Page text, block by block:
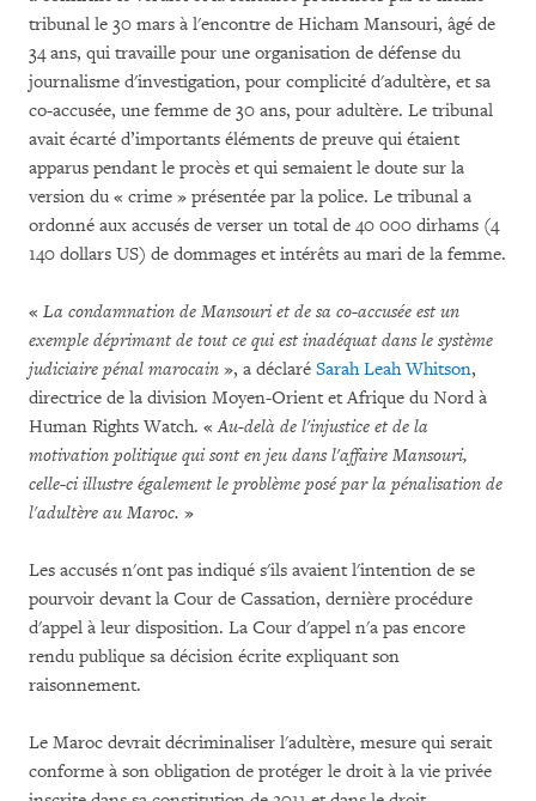
tribunal le 30 mars à l'encontre de Hicham Mansouri, âgé de
34 ans, qui travaille pour une organisation de défense du
journalisme d'investigation, pour complicité d'adultère, et sa
co-accusée, une femme de 30 ans, pour adultère. Le tribunal
avait écarté d’importants éléments de preuve qui étaient
apparus pendant le procès et qui semaient le doute sur la
version du « crime » présentée par la police. Le tribunal a
ordonné aux accusés de verser un total de 40 000 dirhams (4
140 dollars US) de dommages et intérêts au mari de la femme.
« La condamnation de Mansouri et de sa co-accusée est un
exemple déprimant de tout ce qui est inadéquat dans le système
judiciaire pénal marocain », a déclaré Sarah Leah Whitson,
directrice de la division Moyen-Orient et Afrique du Nord à
Human Rights Watch. « Au-delà de l'injustice et de la
motivation politique qui sont en jeu dans l'affaire Mansouri,
celle-ci illustre également le problème posé par la pénalisation de
l'adultère au Maroc. »
Les accusés n'ont pas indiqué s'ils avaient l'intention de se
pourvoir devant la Cour de Cassation, dernière procédure
d'appel à leur disposition. La Cour d'appel n'a pas encore
rendu publique sa décision écrite expliquant son
raisonnement.
Le Maroc devrait décriminaliser l'adultère, mesure qui serait
conforme à son obligation de protéger le droit à la vie privée